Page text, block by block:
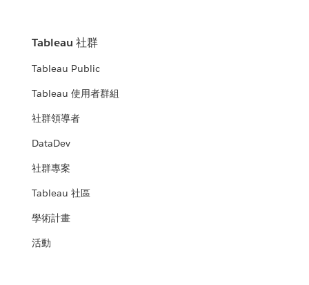
Tableau 社群
Tableau Public
Tableau 使用者群組
社群領導者
DataDev
社群專案
Tableau 社區
學術計畫
活動